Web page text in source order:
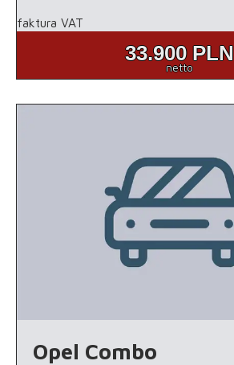
faktura VAT
33.900 PLN
netto
Opel Combo